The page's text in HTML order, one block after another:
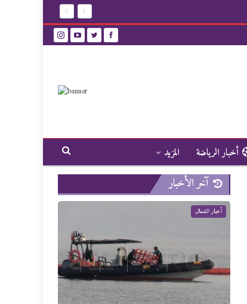
أخبار الرياضة المزيد
آخر الأخبار
أخبار الشمال